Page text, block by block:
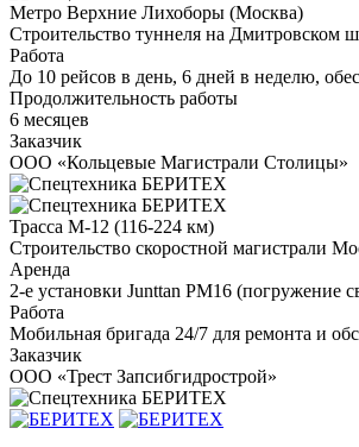
Метро Верхние Лихоборы (Москва)
Строительство туннеля на Дмитровском
Работа
До 10 рейсов в день, 6 дней в неделю,
Продолжительность работы
6 месяцев
Заказчик
ООО «Кольцевые Магистрали Столицы»
Трасса М-12 (116-224 км)
Строительство скоростной магистрали
Аренда
2-е установки Junttan PM16 (погружение
Работа
Мобильная бригада 24/7 для ремонта и
Заказчик
ООО «Трест Запсибгидрострой»